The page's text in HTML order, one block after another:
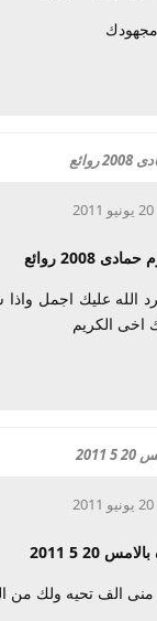
20 يونيو 2011
2008 روائع
الله عليك اجمل
اخى الكريم
20 يونيو 2011
20 5 2011
الف تحيه ولك من